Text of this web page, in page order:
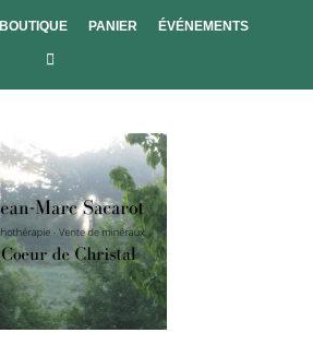
BOUTIQUE PANIER ÉVÉNEMENTS